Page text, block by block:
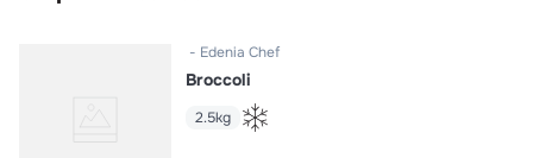
Edenia Chef
Broccoli
2.5kg